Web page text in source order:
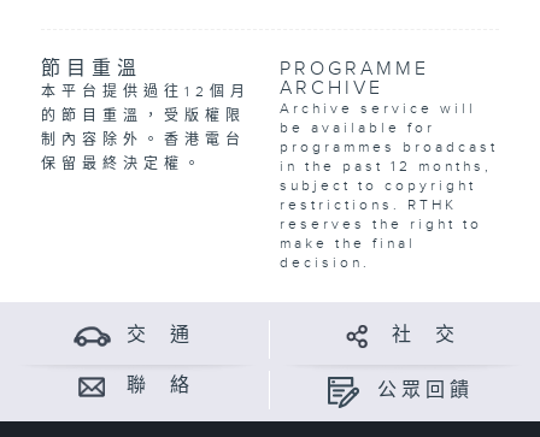
節目重溫
本平台提供過往12個月
的節目重溫，受版權限
制內容除外。香港電台
保留最終決定權。
PROGRAMME
ARCHIVE
Archive service will
be available for
programmes broadcast
in the past 12 months,
subject to copyright
restrictions. RTHK
reserves the right to
make the final
decision.
交 通 社 交
聯 絡 公眾回饋